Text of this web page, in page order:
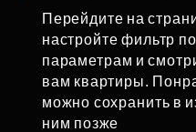
Перейдите на
настройте фильтр
параметрам и
вам квартиры.
можно сохранить в
ним позже